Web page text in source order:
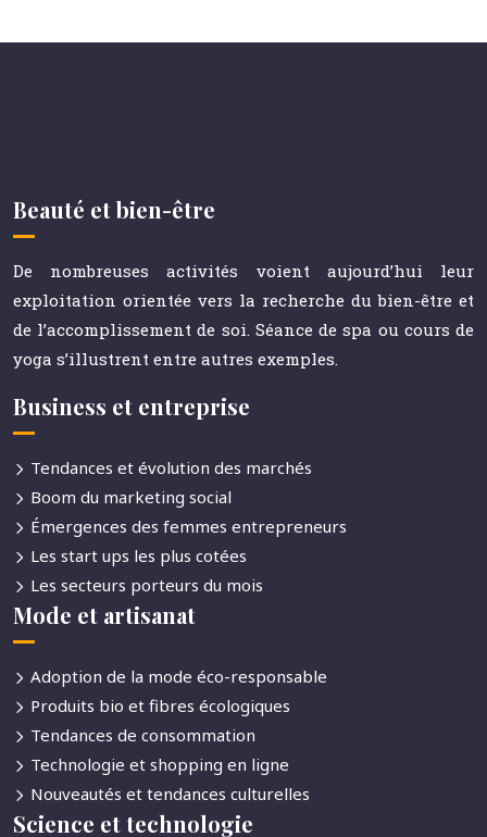
Beauté et bien-être
De nombreuses activités voient aujourd’hui leur
exploitation orientée vers la recherche du bien-être et
de l’accomplissement de soi. Séance de spa ou cours de
yoga s’illustrent entre autres exemples.
Business et entreprise
Tendances et évolution des marchés
Boom du marketing social
Émergences des femmes entrepreneurs
Les start ups les plus cotées
Les secteurs porteurs du mois
Mode et artisanat
Adoption de la mode éco-responsable
Produits bio et fibres écologiques
Tendances de consommation
Technologie et shopping en ligne
Nouveautés et tendances culturelles
Science et technologie